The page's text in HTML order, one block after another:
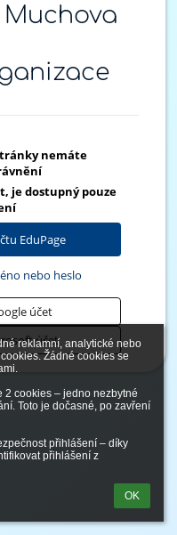
reklamní, analytické nebo
Žádné cookies se
2 cookies – jedno nezbytné
Toto je dočasné, po zavření
přihlášení – díky
přihlášení z
OK
nemáte
je dostupný pouze
EduPage
nebo heslo
účet
účet